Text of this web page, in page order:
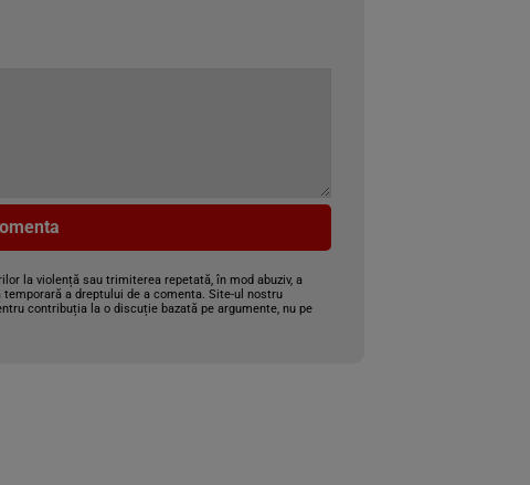
la violență sau trimiterea repetată, în mod abuziv, a
a dreptului de a comenta. Site-ul nostru
contribuția la o discuție bazată pe argumente, nu pe